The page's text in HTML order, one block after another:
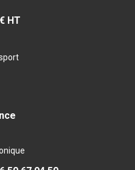
HT